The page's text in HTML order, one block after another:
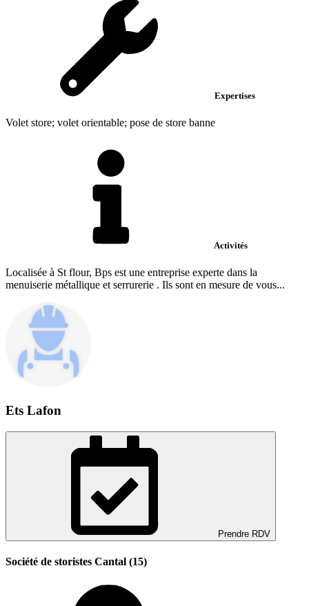
Expertises
Volet store; volet orientable; pose de store banne
Activités
Localisée à St flour, Bps est une entreprise experte dans la
menuiserie métallique et serrurerie . Ils sont en mesure de vous...
Ets Lafon
Prendre RDV
Société de storistes Cantal (15)